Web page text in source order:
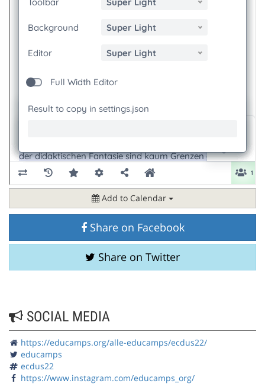
Add to Calendar
Share on Facebook
Share on Twitter
SOCIAL MEDIA
https://educamps.org/alle-educamps/ecdus22/
educamps
ecdus22
https://www.instagram.com/educamps_org/